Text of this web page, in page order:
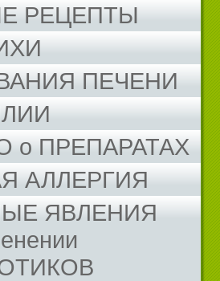
РЕЦЕПТЫ
ПЕЧЕНИ
о ПРЕПАРАТАХ
АЛЛЕРГИЯ
ЯВЛЕНИЯ